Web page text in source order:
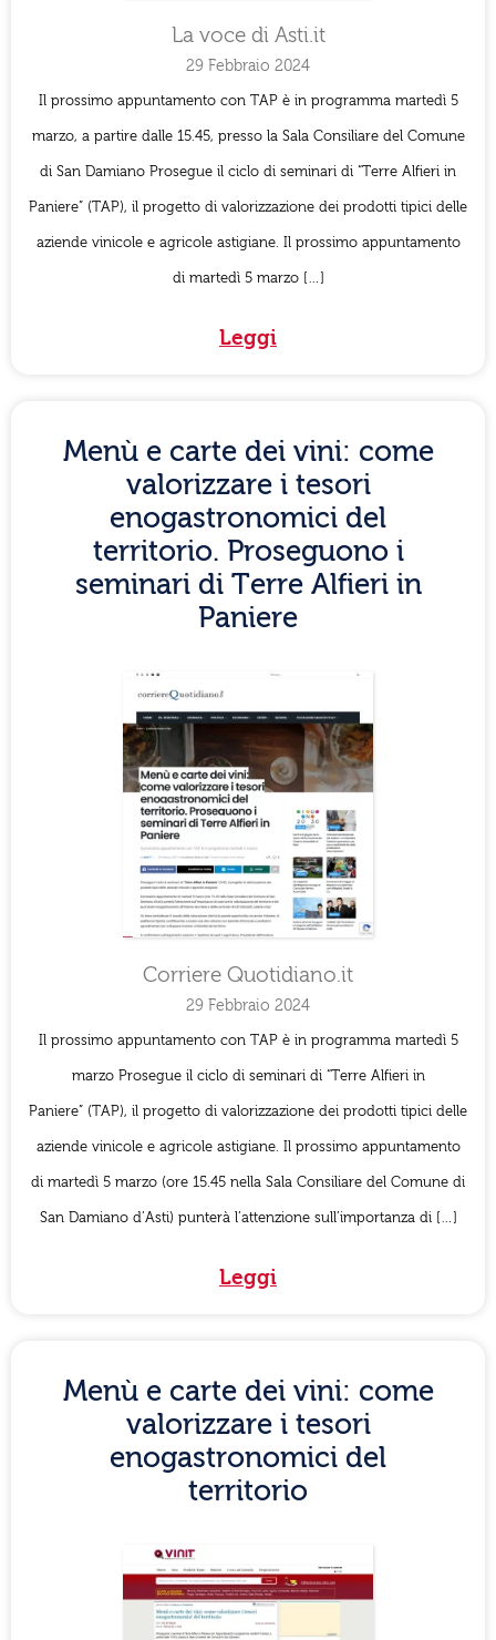
La voce di Asti.it
29 Febbraio 2024
Il prossimo appuntamento con TAP è in programma martedì 5
marzo, a partire dalle 15.45, presso la Sala Consiliare del Comune
di San Damiano Prosegue il ciclo di seminari di “Terre Alfieri in
Paniere” (TAP), il progetto di valorizzazione dei prodotti tipici delle
aziende vinicole e agricole astigiane. Il prossimo appuntamento
di martedì 5 marzo […]
Leggi
Menù e carte dei vini: come
valorizzare i tesori
enogastronomici del
territorio. Proseguono i
seminari di Terre Alfieri in
Paniere
Corriere Quotidiano.it
29 Febbraio 2024
Il prossimo appuntamento con TAP è in programma martedì 5
marzo Prosegue il ciclo di seminari di “Terre Alfieri in
Paniere” (TAP), il progetto di valorizzazione dei prodotti tipici delle
aziende vinicole e agricole astigiane. Il prossimo appuntamento
di martedì 5 marzo (ore 15.45 nella Sala Consiliare del Comune di
San Damiano d’Asti) punterà l’attenzione sull’importanza di […]
Leggi
Menù e carte dei vini: come
valorizzare i tesori
enogastronomici del
territorio